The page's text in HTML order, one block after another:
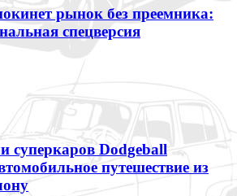
рынок без преемника:
спецверсия
суперкаров Dodgeball
путешествие из